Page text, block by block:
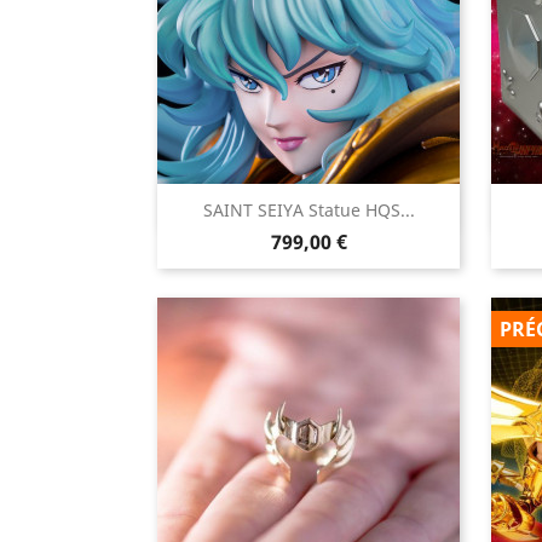
SAINT SEIYA Statue HQS...
Prix
799,00 €
Aperçu rapide